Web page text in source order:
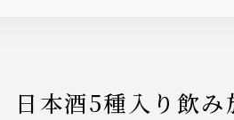
』 日本酒5種入り飲